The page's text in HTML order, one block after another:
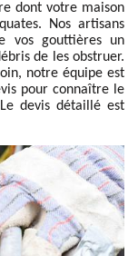
dont votre maison
Nos artisans
vos gouttières un
de les obstruer.
notre équipe est
pour connaître le
devis détaillé est